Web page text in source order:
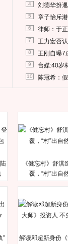
4 刘德华扮
5 章子怡斥
6 律师：于
7 王力宏否
8 王刚自曝7
9 台媒:40岁
10 陈冠希：
《健忘村》舒淇
覆，“村”出自
”
解读邓超新身份